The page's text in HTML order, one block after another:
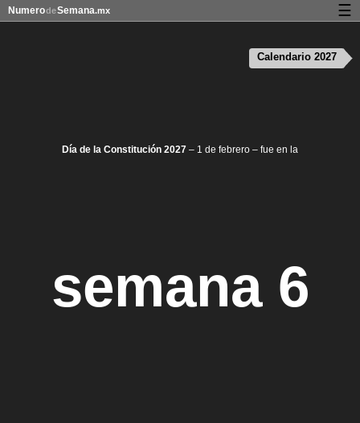
Día de la Constitución 2027 – 1 de febrero – fue en la
semana 6
Calendario 2027
NumerodeSemana.mx ☰